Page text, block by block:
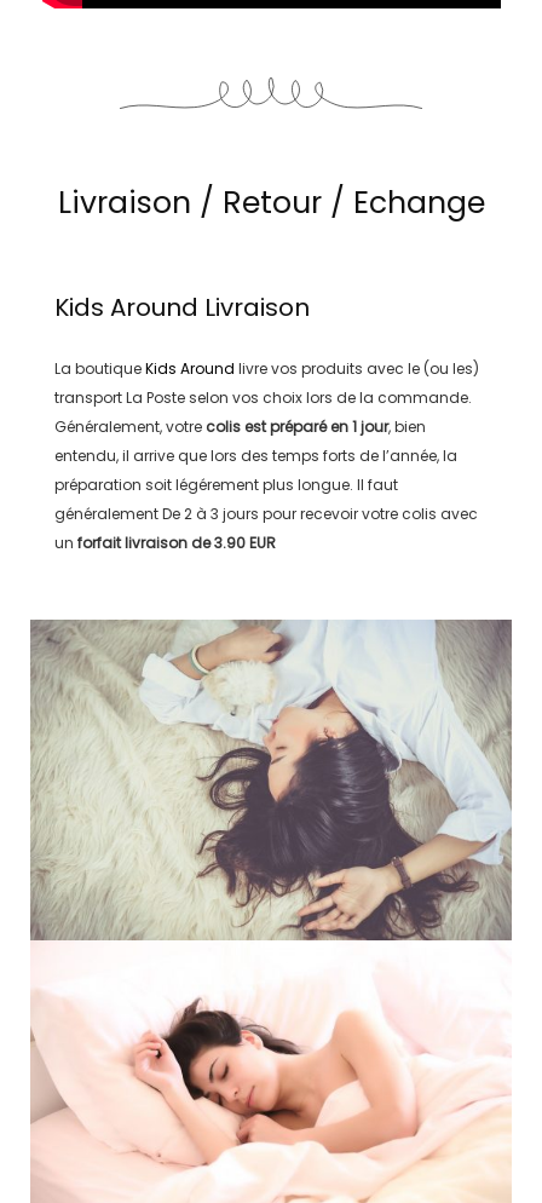
Livraison / Retour / Echange
Kids Around Livraison
La boutiqueKids Around livre vos produits avec le (ou les)
transportLa Posteselon vos choix lors de la commande.
Généralement, votre colis est préparé en1 jour, bien
entendu, il arrive que lors des temps forts de l’année, la
préparation soit légérement plus longue. Il faut
généralementDe 2 à 3 jours pour recevoir votre colis avec
un forfait livraison de3.90 EUR